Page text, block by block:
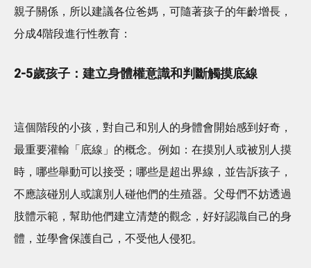
親子關係，所以建議各位爸媽，可隨著孩子的年齡增長，
分成4階段進行性教育：
2-5歲孩子：建立身體權意識和判斷觸摸底線
這個階段的小孩，對自己和別人的身體會開始感到好奇，
最重要灌輸「底線」的概念。例如：在摸別人或被別人摸
時，哪些舉動可以接受；哪些是超出界線，並告訴孩子，
不應該碰別人或讓別人碰他們的生殖器。父母們不妨透過
肢體示範，幫助他們建立清楚的觀念，好好認識自己的身
體，並學會保護自己，不受他人侵犯。